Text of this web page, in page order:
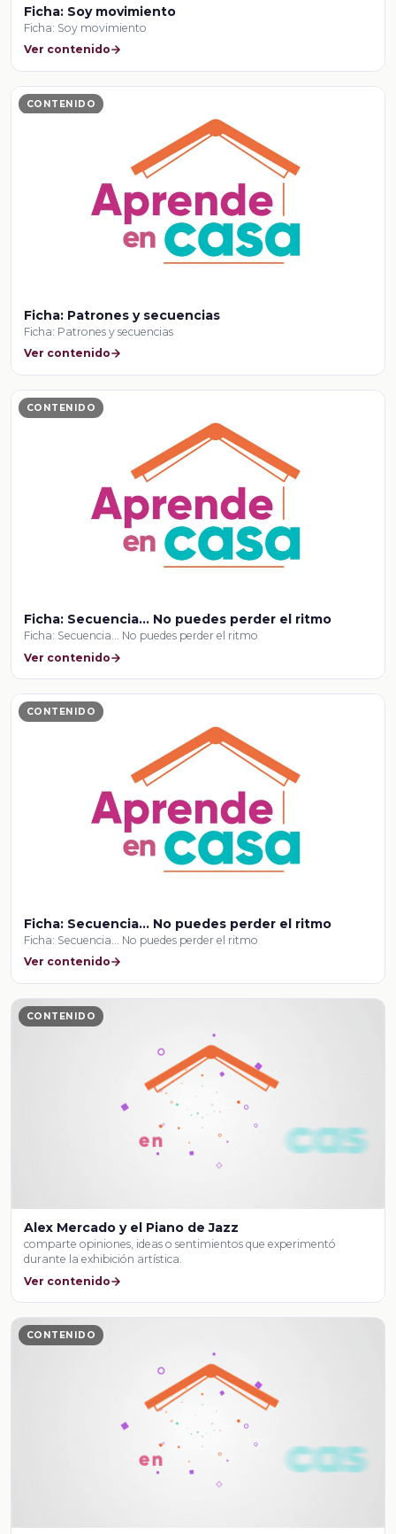
Ficha: Soy movimiento
Ficha: Soy movimiento
Ver contenido
CONTENIDO
Ficha: Patrones y secuencias
Ficha: Patrones y secuencias
Ver contenido
CONTENIDO
Ficha: Secuencia… No puedes perder el ritmo
Ficha: Secuencia… No puedes perder el ritmo
Ver contenido
CONTENIDO
Ficha: Secuencia… No puedes perder el ritmo
Ficha: Secuencia… No puedes perder el ritmo
Ver contenido
CONTENIDO
Alex Mercado y el Piano de Jazz
comparte opiniones, ideas o sentimientos que experimentó
durante la exhibición artística.
Ver contenido
CONTENIDO